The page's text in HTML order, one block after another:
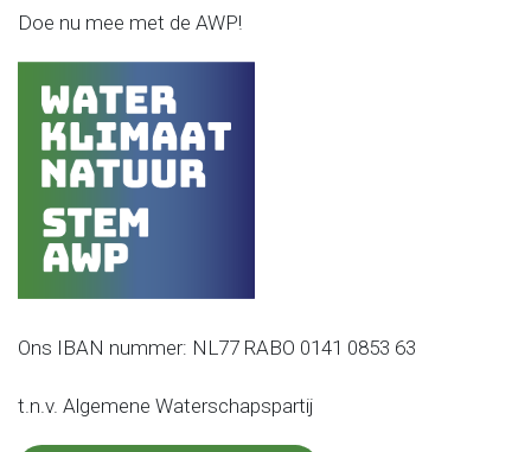
Doe nu mee met de AWP!
Ons IBAN nummer: NL77 RABO 0141 0853 63
t.n.v. Algemene Waterschapspartij